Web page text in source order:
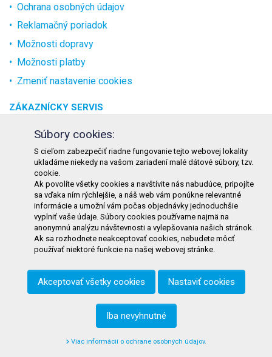
Ochrana osobných údajov
Reklamačný poriadok
Možnosti dopravy
Možnosti platby
Zmeniť nastavenie cookies
ZÁKAZNÍCKY SERVIS
O spoločnosti
Kontakt
Odstúpenie od zmluvy online
KONTAKT
TURON GASTRO s.r.o.
Starohorského 4328/3
031 01 Liptovský Mikuláš
Slovenská republika
Telefón:+421 911 585 730
objednavky@tgastro.sk
© 2021tgastro.sk- developed bycreative solution
Súbory cookies:
S cieľom zabezpečiť riadne fungovanie tejto webovej lokality
ukladáme niekedy na vašom zariadení malé dátové súbory, tzv.
cookie.
Ak povolíte všetky cookies a navštívite nás nabudúce, pripojíte
sa vďaka ním rýchlejšie, a náš web vám ponúkne relevantné
informácie a umožní vám počas objednávky jednoduchšie
vyplniť vaše údaje. Súbory cookies používame najmä na
anonymnú analýzu návštevnosti a vylepšovania našich stránok.
Ak sa rozhodnete neakceptovať cookies, nebudete môcť
používať niektoré funkcie na našej webovej stránke.
Akceptovať všetky cookies Nastaviť cookies
Iba nevyhnutné
Viac informácií o ochrane osobných údajov.